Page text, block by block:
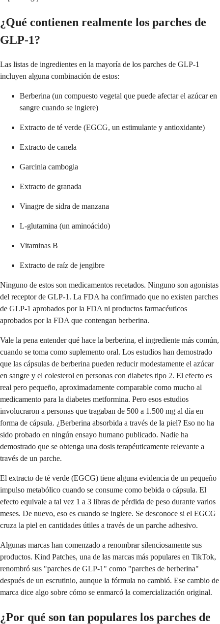
¿Qué contienen realmente los parches de
GLP-1?
Las listas de ingredientes en la mayoría de los parches de GLP-1
incluyen alguna combinación de estos:
Berberina (un compuesto vegetal que puede afectar el azúcar en
sangre cuando se ingiere)
Extracto de té verde (EGCG, un estimulante y antioxidante)
Extracto de canela
Garcinia cambogia
Extracto de granada
Vinagre de sidra de manzana
L-glutamina (un aminoácido)
Vitaminas B
Extracto de raíz de jengibre
Ninguno de estos son medicamentos recetados. Ninguno son agonistas
del receptor de GLP-1. La FDA ha confirmado que no existen parches
de GLP-1 aprobados por la FDA ni productos farmacéuticos
aprobados por la FDA que contengan berberina.
Vale la pena entender qué hace la berberina, el ingrediente más común,
cuando se toma como suplemento oral. Los estudios han demostrado
que las cápsulas de berberina pueden reducir modestamente el azúcar
en sangre y el colesterol en personas con diabetes tipo 2. El efecto es
real pero pequeño, aproximadamente comparable como mucho al
medicamento para la diabetes metformina. Pero esos estudios
involucraron a personas que tragaban de 500 a 1.500 mg al día en
forma de cápsula. ¿Berberina absorbida a través de la piel? Eso no ha
sido probado en ningún ensayo humano publicado. Nadie ha
demostrado que se obtenga una dosis terapéuticamente relevante a
través de un parche.
El extracto de té verde (EGCG) tiene alguna evidencia de un pequeño
impulso metabólico cuando se consume como bebida o cápsula. El
efecto equivale a tal vez 1 a 3 libras de pérdida de peso durante varios
meses. De nuevo, eso es cuando se ingiere. Se desconoce si el EGCG
cruza la piel en cantidades útiles a través de un parche adhesivo.
Algunas marcas han comenzado a renombrar silenciosamente sus
productos. Kind Patches, una de las marcas más populares en TikTok,
renombró sus "parches de GLP-1" como "parches de berberina"
después de un escrutinio, aunque la fórmula no cambió. Ese cambio de
marca dice algo sobre cómo se enmarcó la comercialización original.
¿Por qué son tan populares los parches de